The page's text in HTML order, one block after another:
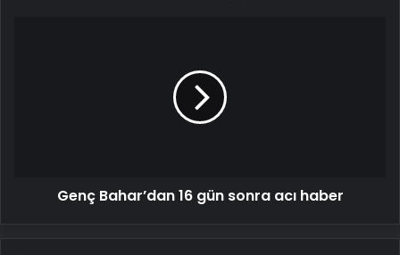
Genç Bahar’dan 16 gün sonra acı haber